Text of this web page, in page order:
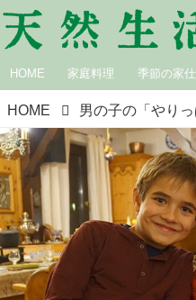
HOME 家庭料理 季節の家
HOME